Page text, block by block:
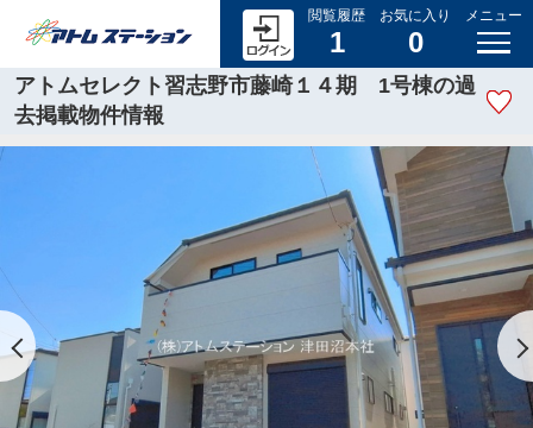
閲覧履歴
1
お気に入り
0
メニュー
アトムセレクト習志野市藤崎１４期 1号棟の過
去掲載物件情報